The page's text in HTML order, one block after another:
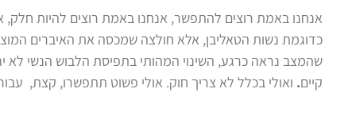
אנחנו באמת רוצים להתפשר, אנחנו באמת רוצים להיות
כדוגמת נשות הטאליבן, אלא חולצה שמכסה את האיברים
שהמצב נראה כרגע, השינוי המהותי בתפיסת הלבוש הנשי לא
קיים. ואולי בכלל לא צריך חוק. אולי פשוט תתפשרו, קצת,